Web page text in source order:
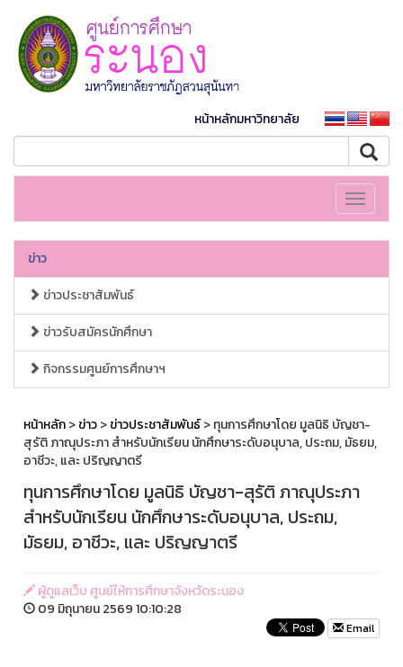
หน้าหลักมหาวิทยาลัย
Toggle
ข่าว
ข่าวประชาสัมพันธ์
ข่าวรับสมัครนักศึกษา
กิจกรรมศูนย์การศึกษาฯ
หน้าหลัก>ข่าว>ข่าวประชาสัมพันธ์> ทุนการศึกษาโดย มูลนิธิ บัญชา-
สุรัติ ภาณุประภา สำหรับนักเรียน นักศึกษาระดับอนุบาล, ประถม, มัธยม,
อาชีวะ, และ ปริญญาตรี
ทุนการศึกษาโดย มูลนิธิ บัญชา-สุรัติ ภาณุประภา
สำหรับนักเรียน นักศึกษาระดับอนุบาล, ประถม,
มัธยม, อาชีวะ, และ ปริญญาตรี
ผู้ดูแลเว็บ ศูนย์ให้การศึกษาจังหวัดระนอง
09 มิถุนายน 2569 10:10:28
Email